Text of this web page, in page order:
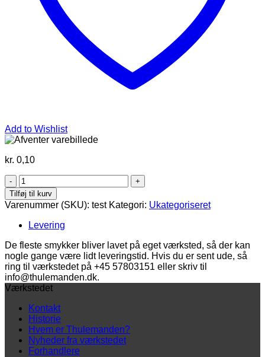
Add to Wishlist
kr. 0,10
test
antal
Tilføj til kurv
Varenummer (SKU): test Kategori: Ukategoriseret
Levering
De fleste smykker bliver lavet på eget værksted, så der kan
nogle gange være lidt leveringstid. Hvis du er sent ude, så
ring til værkstedet på +45 57803151 eller skriv til
info@thulemanden.dk.
Værkstedet
Kontakt
Historie
Hvem er Thulemanden?
Nyheder fra værkstedet
Forhandlere